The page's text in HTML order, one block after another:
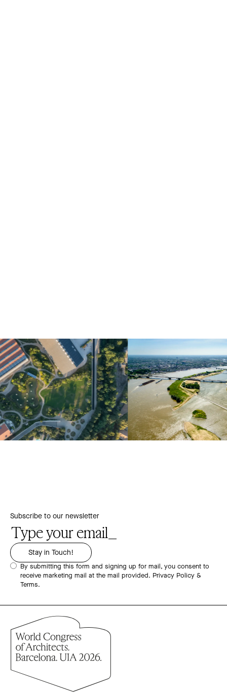
Subscribe to our newsletter
By submitting this form and signing up for mail, you consent to
receive marketing mail at the mail provided. Privacy Policy &
Terms.